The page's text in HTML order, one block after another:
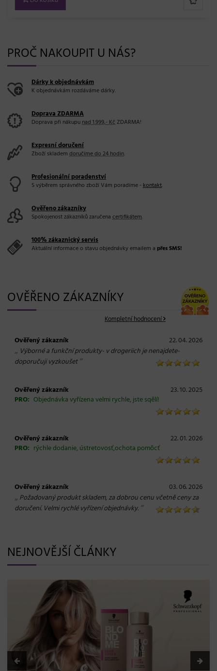
PROČ NAKOUPIT U NÁS?
Dárky k objednávkám
K objednávkám rozdáváme dárky.
Doprava ZDARMA
Doprava při nákupunad 1.999,- KčZDARMA!
Expresní doručení
Zboží skladem doručíme do 24 hodin.
Profesionální poradenství
S výběrem správného zboží Vám poradíme -kontakt.
Ověřeno zákazníky
Spokojenost zákazníků zaručena certifikátem.
100% zákaznický servis
Aktuální informace o stavu objednávky emailem a přes SMS!
OVĚŘENO ZÁKAZNÍKY
Kompletní hodnocení
Ověřený zákazník 22. 04. 2026
„ Výborné a funkční produkty- v drogeriich je nenajdete-
doporučuji vyzkoušet“
Ověřený zákazník
23. 10. 2025
PRO: Objednávka vyřízena velmi rychle, jste sqělí!
Ověřený zákazník
22. 01. 2026
PRO: rýchle dodanie, ústretovosť,ochota pomôcť
Ověřený zákazník 03. 06. 2026
„ Požadovaný produkt skladem, za dobrou cenu včetně ceny za
doručení. Velmi rychlé vyřízení objednávky. “
NEJNOVĚJŠÍ ČLÁNKY